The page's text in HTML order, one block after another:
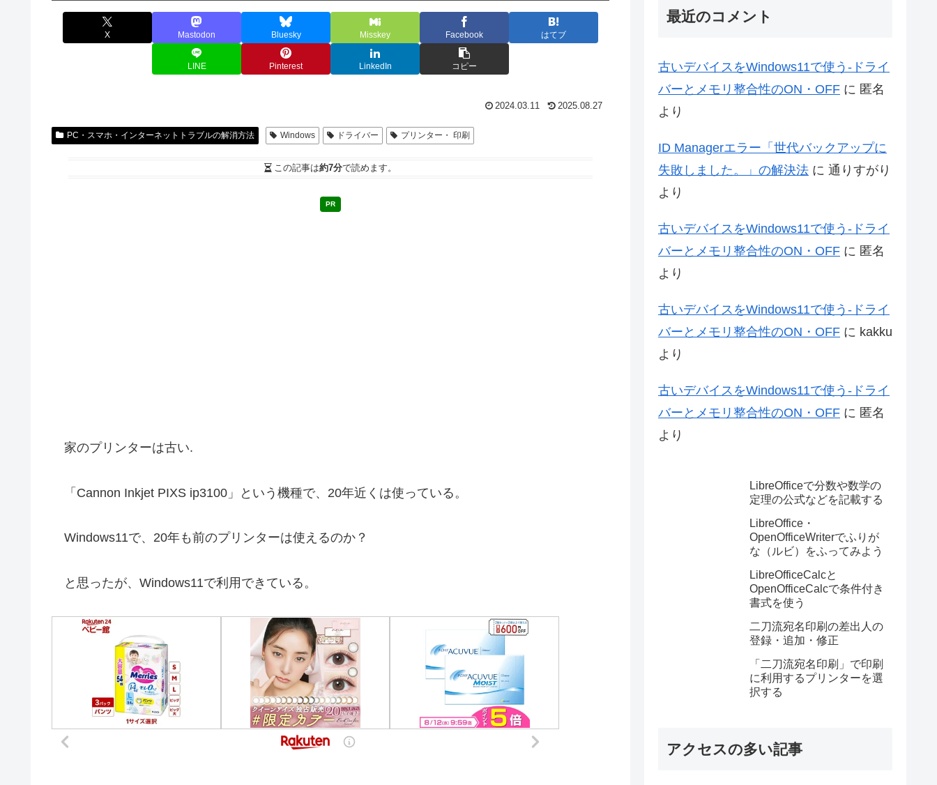
X Mastodon Bluesky Misskey Facebook はてブ
LINE Pinterest LinkedIn コピー
2024.03.11 2025.08.27
PC・スマホ・インターネットトラブルの解消方法 Windows ドライバー プリンター・ 印刷
この記事は約7分で読めます。
PR
家のプリンターは古い.
「Cannon Inkjet PIXS ip3100」という機種で、20年近くは使っている。
Windows11で、20年も前のプリンターは使えるのか？
と思ったが、Windows11で利用できている。
最近のコメント
古いデバイスをWindows11で使う-ドライ
バーとメモリ整合性のON・OFF に 匿名
より
ID Managerエラー「世代バックアップに
失敗しました。」の解決法 に 通りすがり
より
古いデバイスをWindows11で使う-ドライ
バーとメモリ整合性のON・OFF に 匿名
より
古いデバイスをWindows11で使う-ドライ
バーとメモリ整合性のON・OFF に kakku
より
古いデバイスをWindows11で使う-ドライ
バーとメモリ整合性のON・OFF に 匿名
より
LibreOfficeで分数や数学の
定理の公式などを記載する
LibreOffice・
OpenOfficeWriterでふりが
な（ルビ）をふってみよう
LibreOfficeCalcと
OpenOfficeCalcで条件付き
書式を使う
二刀流宛名印刷の差出人の
登録・追加・修正
「二刀流宛名印刷」で印刷
に利用するプリンターを選
択する
アクセスの多い記事